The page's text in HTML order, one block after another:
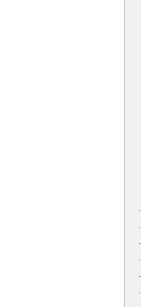
·
·
·
·
·
·